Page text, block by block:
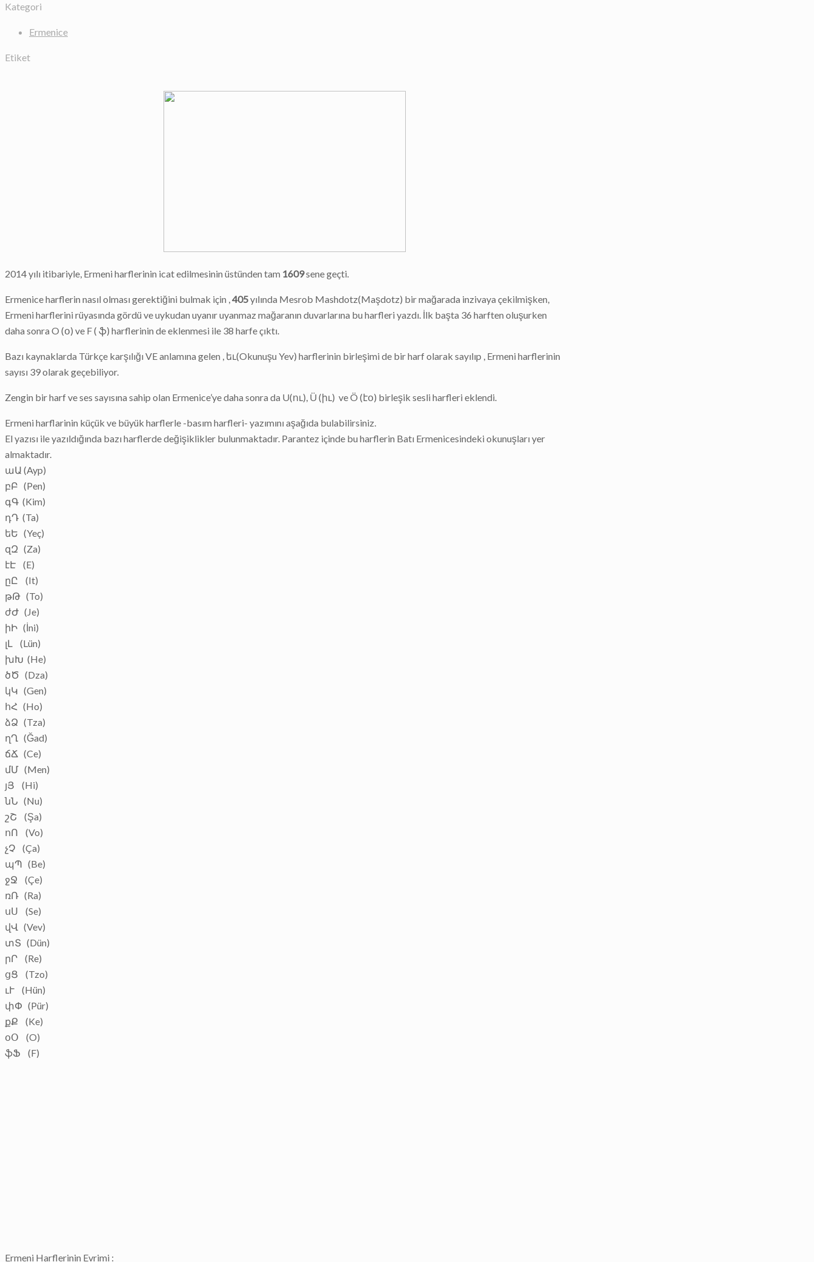
Kategori
Ermenice
Etiket
2014 yılı itibariyle, Ermeni harflerinin icat edilmesinin üstünden tam 1609sene geçti.
Ermenice harflerin nasıl olması gerektiğini bulmak için ,405yılında Mesrob Mashdotz(Maşdotz) bir mağarada inzivaya çekilmişken,
Ermeni harflerini rüyasında gördü ve uykudan uyanır uyanmaz mağaranın duvarlarına bu harfleri yazdı. İlk başta 36 harften oluşurken
daha sonra O (օ) ve F ( ֆ) harflerinin de eklenmesi ile 38 harfe çıktı.
Bazı kaynaklarda Türkçe karşılığı VE anlamına gelen , եւ(Okunuşu Yev) harflerinin birleşimi de bir harf olarak sayılıp , Ermeni harflerinin
sayısı 39 olarak geçebiliyor.
Zengin bir harf ve ses sayısına sahip olan Ermenice’ye daha sonra da U(ու), Ü (իւ) ve Ö (էօ) birleşik sesli harfleri eklendi.
Ermeni harflarinin küçük ve büyük harflerle -basım harfleri- yazımını aşağıda bulabilirsiniz.
El yazısı ile yazıldığında bazı harflerde değişiklikler bulunmaktadır. Parantez içinde bu harflerin Batı Ermenicesindeki okunuşları yer
almaktadır.
աԱ (Ayp)
բԲ (Pen)
գԳ (Kim)
դԴ (Ta)
եԵ (Yeç)
զԶ (Za)
էԷ (E)
ըԸ (It)
թԹ (To)
ժԺ (Je)
իԻ (İni)
լԼ (Lün)
խԽ (He)
ծԾ (Dza)
կԿ (Gen)
հՀ (Ho)
ձՁ (Tza)
ղՂ (Ğad)
ճՃ (Ce)
մՄ (Men)
յՅ (Hi)
նՆ (Nu)
շՇ (Şa)
ոՈ (Vo)
չՉ (Ça)
պՊ (Be)
ջՋ (Çe)
ռՌ (Ra)
սՍ (Se)
վՎ (Vev)
տՏ (Dün)
րՐ (Re)
ցՑ (Tzo)
ւՒ (Hün)
փՓ (Pür)
քՔ (Ke)
օՕ (O)
ֆՖ (F)
Ermeni Harflerinin Evrimi :